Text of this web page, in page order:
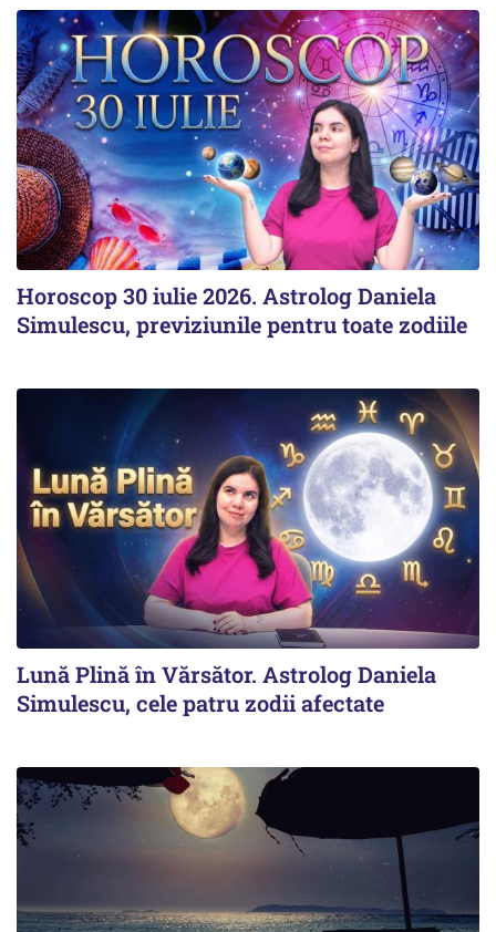
Horoscop 30 iulie 2026. Astrolog Daniela
Simulescu, previziunile pentru toate zodiile
Lună Plină în Vărsător. Astrolog Daniela
Simulescu, cele patru zodii afectate